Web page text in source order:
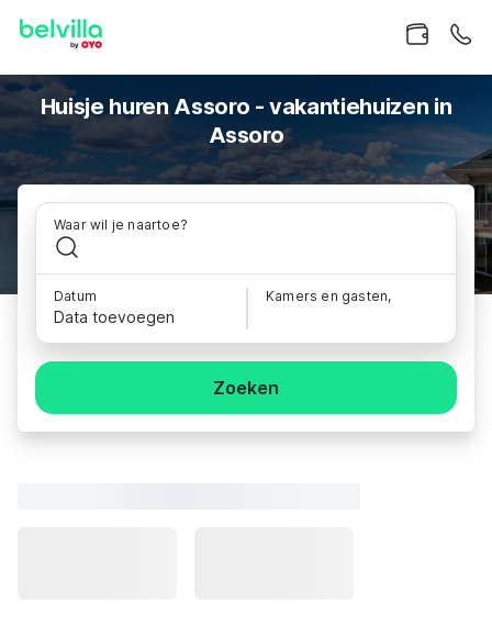
Huisje huren Assoro - vakantiehuizen in
Assoro
Waar wil je naartoe?
Datum
Data toevoegen
Kamers en gasten,
Zoeken